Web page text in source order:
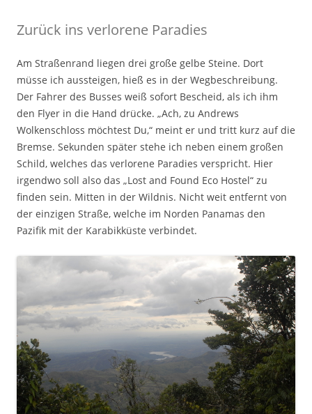
Zurück ins verlorene Paradies
Am Straßenrand liegen drei große gelbe Steine. Dort
müsse ich aussteigen, hieß es in der Wegbeschreibung.
Der Fahrer des Busses weiß sofort Bescheid, als ich ihm
den Flyer in die Hand drücke. „Ach, zu Andrews
Wolkenschloss möchtest Du,“ meint er und tritt kurz auf die
Bremse. Sekunden später stehe ich neben einem großen
Schild, welches das verlorene Paradies verspricht. Hier
irgendwo soll also das „Lost and Found Eco Hostel“ zu
finden sein. Mitten in der Wildnis. Nicht weit entfernt von
der einzigen Straße, welche im Norden Panamas den
Pazifik mit der Karabikküste verbindet.